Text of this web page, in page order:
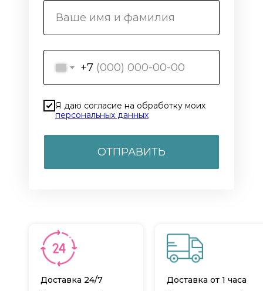
+7
Я даю согласие на обработку моих
персональных данных
ОТПРАВИТЬ
Доставка 24/7 Доставка от 1 часа